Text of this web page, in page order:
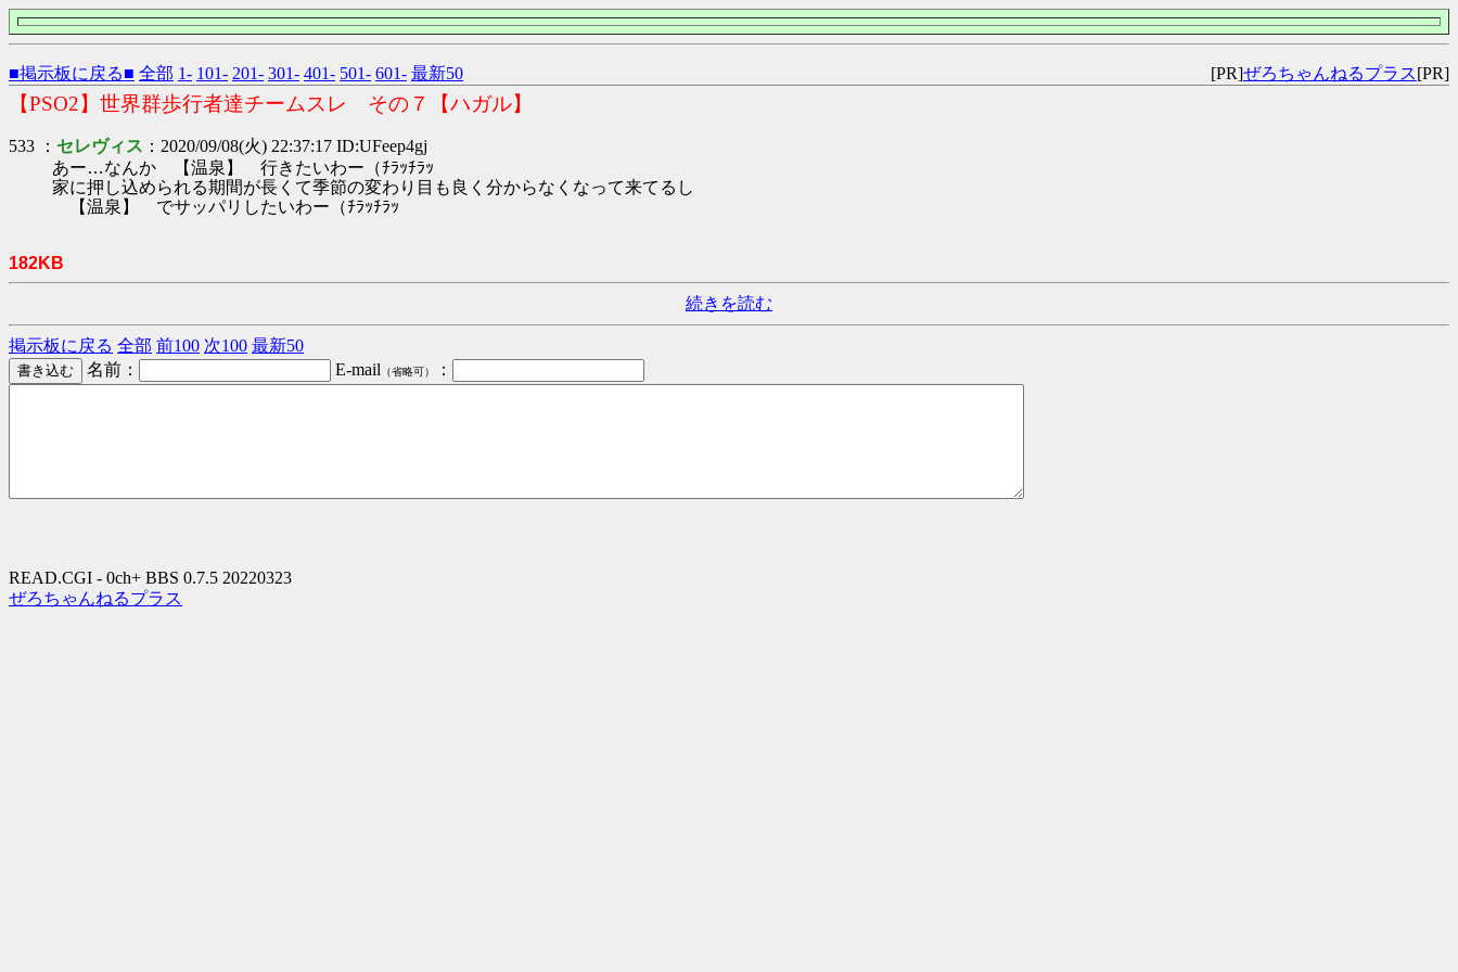
■掲示板に戻る■ 全部 1- 101- 201- 301- 401- 501- 601- 最新50 [PR]ぜろちゃんねるプラス[PR]
【PSO2】世界群歩行者達チームスレ その７【ハガル】
533 ： セレヴィス ：2020/09/08(火) 22:37:17 ID:UFeep4gj
あー…なんか 【温泉】 行きたいわー（ﾁﾗｯﾁﾗｯ
家に押し込められる期間が長くて季節の変わり目も良く分からなくなって来てるし
【温泉】 でサッパリしたいわー（ﾁﾗｯﾁﾗｯ
182KB
続きを読む
掲示板に戻る 全部 前100 次100 最新50
名前：
E-mail （省略可） ：
READ.CGI - 0ch+ BBS 0.7.5 20220323
ぜろちゃんねるプラス